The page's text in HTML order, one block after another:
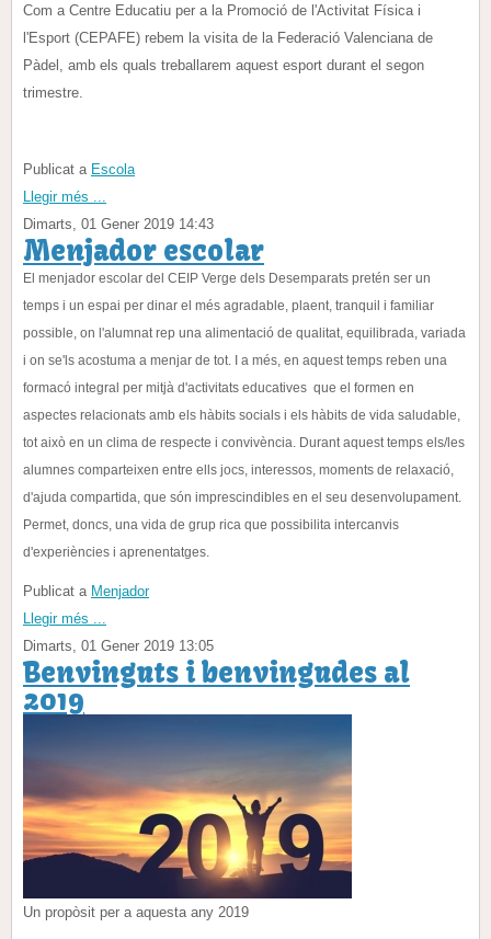
Com a Centre Educatiu per a la Promoció de l'Activitat Física i
l'Esport (CEPAFE) rebem la visita de la Federació Valenciana de
Pàdel, amb els quals treballarem aquest esport durant el segon
trimestre.
Publicat a Escola
Llegir més ...
Dimarts, 01 Gener 2019 14:43
Menjador escolar
El menjador escolar del CEIP Verge dels Desemparats pretén ser un
temps i un espai per dinar el més agradable, plaent, tranquil i familiar
possible, on l'alumnat rep una alimentació de qualitat, equilibrada, variada
i on se'ls acostuma a menjar de tot. I a més, en aquest temps reben una
formacó integral per mitjà d'activitats educatives que el formen en
aspectes relacionats amb els hàbits socials i els hàbits de vida saludable,
tot això en un clima de respecte i convivència. Durant aquest temps els/les
alumnes comparteixen entre ells jocs, interessos, moments de relaxació,
d'ajuda compartida, que són imprescindibles en el seu desenvolupament.
Permet, doncs, una vida de grup rica que possibilita intercanvis
d'experiències i aprenentatges.
Publicat a Menjador
Llegir més ...
Dimarts, 01 Gener 2019 13:05
Benvinguts i benvingudes al
2019
Un propòsit per a aquesta any 2019